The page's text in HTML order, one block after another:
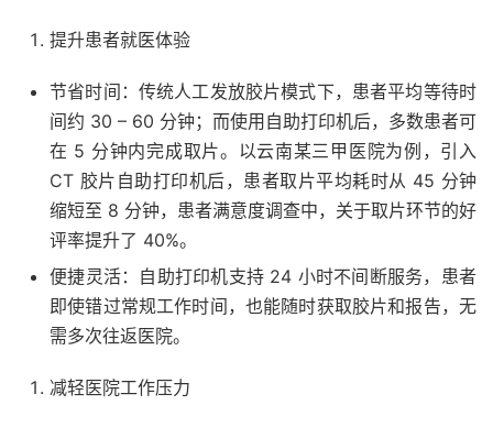
提升患者就医体验
节省时间：传统人工发放胶片模式下，患者平均等待时
间约 30 – 60 分钟；而使用自助打印机后，多数患者可
在 5 分钟内完成取片。以云南某三甲医院为例，引入
CT 胶片自助打印机后，患者取片平均耗时从 45 分钟
缩短至 8 分钟，患者满意度调查中，关于取片环节的好
评率提升了 40%。
便捷灵活：自助打印机支持 24 小时不间断服务，患者
即使错过常规工作时间，也能随时获取胶片和报告，无
需多次往返医院。
减轻医院工作压力